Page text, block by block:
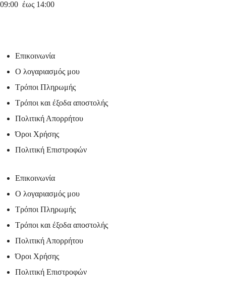
09:00 έως 14:00
Επικοινωνία
Ο λογαριασμός μου
Τρόποι Πληρωμής
Τρόποι και έξοδα αποστολής
Πολιτική Απορρήτου
Όροι Χρήσης
Πολιτική Επιστροφών
Επικοινωνία
Ο λογαριασμός μου
Τρόποι Πληρωμής
Τρόποι και έξοδα αποστολής
Πολιτική Απορρήτου
Όροι Χρήσης
Πολιτική Επιστροφών